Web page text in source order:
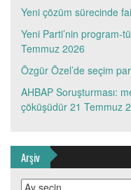
Yeni çözüm sürecinde
Yeni Parti’nin program-
Temmuz 2026
Özgür Özel’de seçim
AHBAP Soruşturması:
çöküşüdür 21 Temmuz
Arşiv
Arşiv